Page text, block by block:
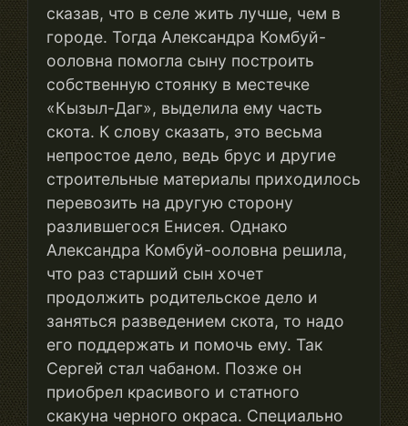
сказав, что в селе жить лучше, чем в
городе. Тогда Александра Комбуй-
ооловна помогла сыну построить
собственную стоянку в местечке
«Кызыл-Даг», выделила ему часть
скота. К слову сказать, это весьма
непростое дело, ведь брус и другие
строительные материалы приходилось
перевозить на другую сторону
разлившегося Енисея. Однако
Александра Комбуй-ооловна решила,
что раз старший сын хочет
продолжить родительское дело и
заняться разведением скота, то надо
его поддержать и помочь ему. Так
Сергей стал чабаном. Позже он
приобрел красивого и статного
скакуна черного окраса. Специально